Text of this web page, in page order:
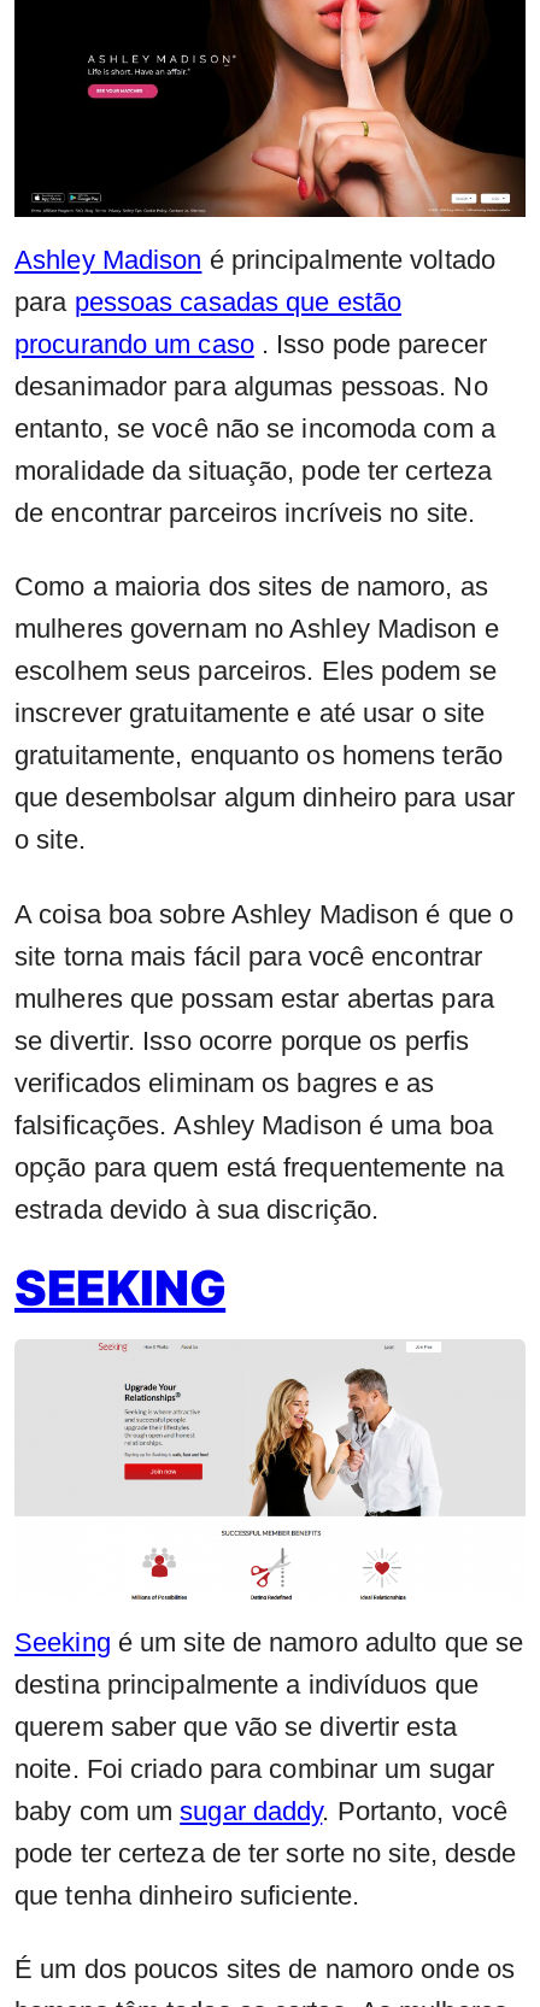
Ashley Madison é principalmente voltado
para pessoas casadas que estão
procurando um caso. Isso pode parecer
desanimador para algumas pessoas. No
entanto, se você não se incomoda com a
moralidade da situação, pode ter certeza
de encontrar parceiros incríveis no site.
Como a maioria dos sites de namoro, as
mulheres governam no Ashley Madison e
escolhem seus parceiros. Eles podem se
inscrever gratuitamente e até usar o site
gratuitamente, enquanto os homens terão
que desembolsar algum dinheiro para usar
o site.
A coisa boa sobre Ashley Madison é que o
site torna mais fácil para você encontrar
mulheres que possam estar abertas para
se divertir. Isso ocorre porque os perfis
verificados eliminam os bagres e as
falsificações. Ashley Madison é uma boa
opção para quem está frequentemente na
estrada devido à sua discrição.
SEEKING
Seeking é um site de namoro adulto que se
destina principalmente a indivíduos que
querem saber que vão se divertir esta
noite. Foi criado para combinar um sugar
baby com umsugar daddy. Portanto, você
pode ter certeza de ter sorte no site, desde
que tenha dinheiro suficiente.
É um dos poucos sites de namoro onde os